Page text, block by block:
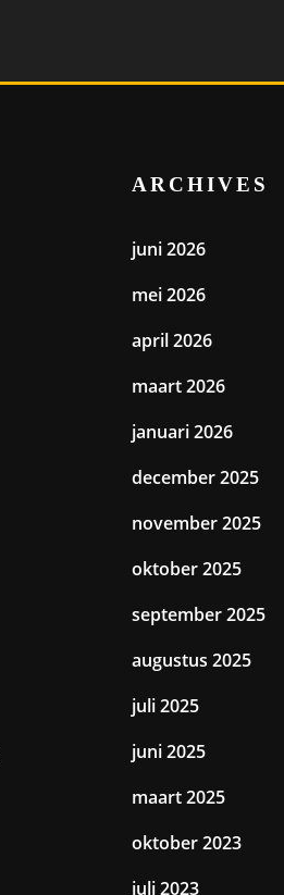
ARCHIVES
juni 2026
mei 2026
april 2026
maart 2026
januari 2026
december 2025
november 2025
oktober 2025
september 2025
augustus 2025
juli 2025
juni 2025
maart 2025
oktober 2023
juli 2023